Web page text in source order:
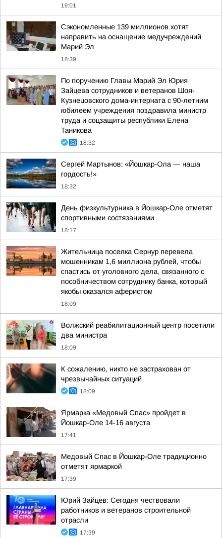
19:01
Сэкономленные 139 миллионов хотят
направить на оснащение медучреждений
Марий Эл
18:39
По поручению Главы Марий Эл Юрия
Зайцева сотрудников и ветеранов Шоя-
Кузнецовского дома-интерната с 90-летним
юбилеем учреждения поздравила министр
труда и соцзащиты республики Елена
Таникова
18:32
Сергей Мартынов: «Йошкар-Ола — наша
гордость!»
18:32
День физкультурника в Йошкар-Оле отметят
спортивными состязаниями
18:17
Жительница поселка Сернур перевела
мошенникам 1,6 миллиона рублей, чтобы
спастись от уголовного дела, связанного с
пособничеством сотруднику банка, который
якобы оказался аферистом
18:09
Волжский реабилитационный центр посетили
два министра
18:09
К сожалению, никто не застрахован от
чрезвычайных ситуаций
18:09
Ярмарка «Медовый Спас» пройдет в
Йошкар-Оле 14-16 августа
17:41
Медовый Спас в Йошкар-Оле традиционно
отметят ярмаркой
17:39
Юрий Зайцев: Сегодня чествовали
работников и ветеранов строительной
отрасли
17:39